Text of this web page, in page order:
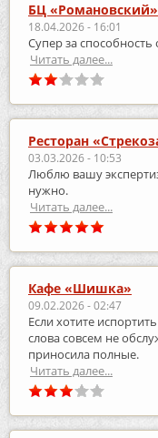
БЦ «Романовский»
18.04.2026 - 16:01
Супер за
Читать далее...
Ресторан
03.03.2026 - 10:53
Люблю вашу
нужно.
Читать далее...
Кафе «Шишка»
09.02.2026 - 02:47
Если хотите
слова совсем не
приносила полные.
Читать далее...